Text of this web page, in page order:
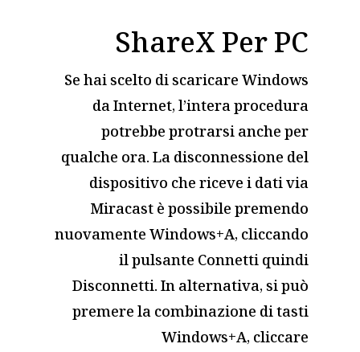
ShareX Per PC
Se hai scelto di scaricare Windows
da Internet, l’intera procedura
potrebbe protrarsi anche per
qualche ora. La disconnessione del
dispositivo che riceve i dati via
Miracast è possibile premendo
nuovamente Windows+A, cliccando
il pulsante Connetti quindi
Disconnetti. In alternativa, si può
premere la combinazione di tasti
Windows+A, cliccare